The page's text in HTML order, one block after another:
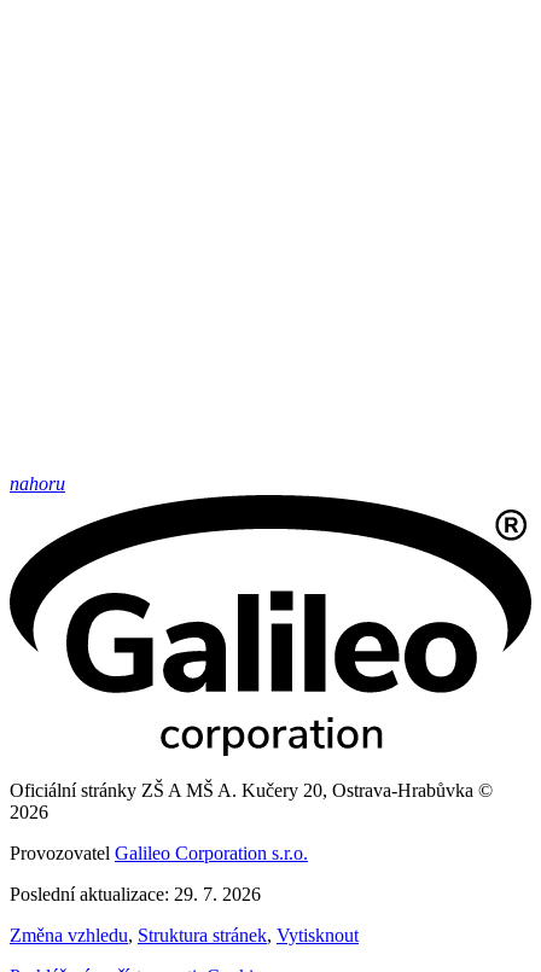
nahoru
Oficiální stránky ZŠ A MŠ A. Kučery 20, Ostrava-Hrabůvka ©
2026
Provozovatel Galileo Corporation s.r.o.
Poslední aktualizace: 29. 7. 2026
Změna vzhledu, Struktura stránek, Vytisknout